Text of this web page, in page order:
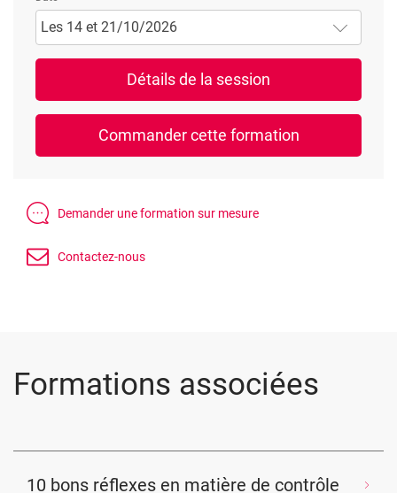
Les 14 et 21/10/2026
Formations associées
10 bons réflexes en matière de contrôle